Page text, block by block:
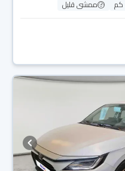
ممشى قليل